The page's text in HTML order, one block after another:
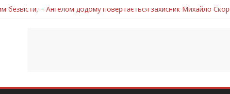
безвісти, – Ангелом додому повертається захисник Михайло
захисника Володимира Вельму
Петро Федів повертається до рідного дому «на щиті»
захисника Володимира Дичку